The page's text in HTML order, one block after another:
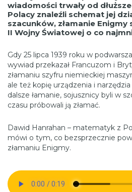
wiadomości trwały od
Polacy znaleźli schemat jej
szacunków, złamanie Enigmy
II Wojny Światowej o co
Gdy 25 lipca 1939 roku w
wywiad przekazał Francuzom i
złamaniu szyfru niemieckiej
ale też kopię urządzenia i
dalsze łamanie, sojusznicy byli w
czasu próbowali ją złamać.
Dawid Hanrahan – matematyk z
mówi o tym, co bezsprzecznie
złamaniu Enigmy.